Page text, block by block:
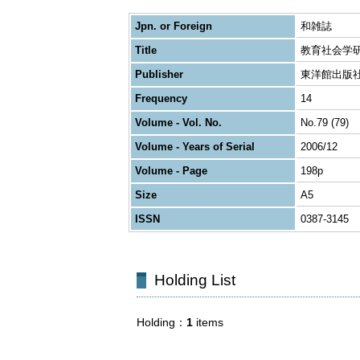
Jpn. or Foreign
和雑誌
Title
教育社会学
Publisher
東洋館出版
Frequency
14
Volume - Vol. No.
No.79 (79)
Volume - Years of Serial
2006/12
Volume - Page
198p
Size
A5
ISSN
0387-3145
Holding List
Holding 1 items